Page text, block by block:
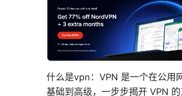
什么是vpn：VPN 是一个在公用
基础到高级，一步步揭开 VPN